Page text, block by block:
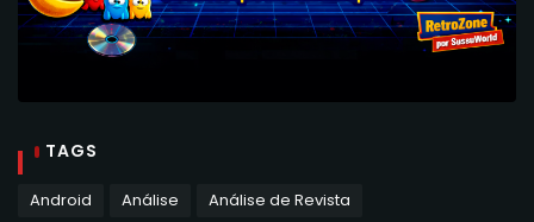
TAGS
Android Análise
Análise de Revista